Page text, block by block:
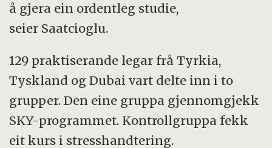
å gjera ein ordentleg studie,
seier Saatcioglu.
129 praktiserande legar frå Tyrkia,
Tyskland og Dubai vart delte inn i to
grupper. Den eine gruppa gjennomgjekk
SKY-programmet. Kontrollgruppa fekk
eit kurs i stresshandtering.